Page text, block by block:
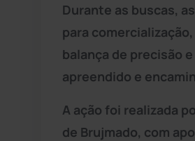
Durante as buscas,
para
balança de precisão
apreendido e
A ação foi realizada
de Brujmado, com